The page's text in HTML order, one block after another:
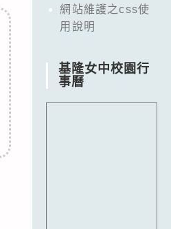
網站維護之css使
用說明
基隆女中校園行
事曆